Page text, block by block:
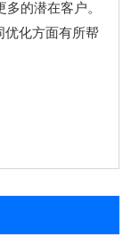
的潜在客户。
优化方面有所帮